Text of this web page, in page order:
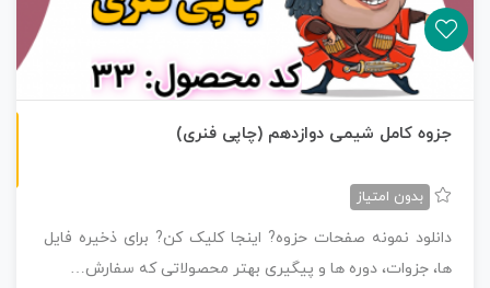
جزوه کامل شیمی دوازدهم (چاپی فنری)
بدون امتیاز
دانلود نمونه صفحات حزوه? اینجا کلیک کن? برای ذخیره فایل
ها، جزوات، دوره ها و پیگیری بهتر محصولاتی که سفارش…